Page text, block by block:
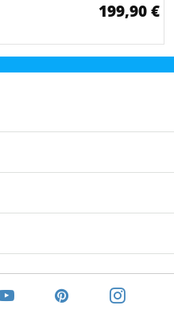
199,90 €